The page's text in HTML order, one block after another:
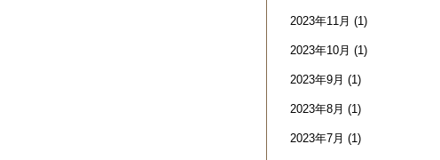
2023年11月 (1)
2023年10月 (1)
2023年9月 (1)
2023年8月 (1)
2023年7月 (1)